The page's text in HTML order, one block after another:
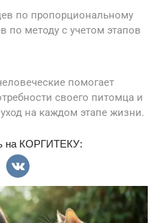
по пропорциональному
по методу с учетом этапов
помогает
своего питомца и
на каждом этапе жизни.
на КОРГИТЕКУ: